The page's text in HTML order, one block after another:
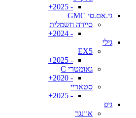
- 2025+
גי.אם.סי GMC
סיירה חשמלית
- 2024+
גילי
EX5
- 2025+
גאומטרי C
- 2020+
סטאריי
- 2025+
גיפ
אוונגר